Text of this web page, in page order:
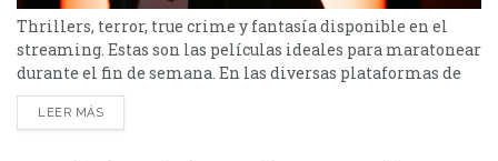
Thrillers, terror, true crime y fantasía disponible en el
streaming. Estas son las películas ideales para maratonear
durante el fin de semana. En las diversas plataformas de
streaming aparecen propuestas para todos los gustos: desde
un thriller español cargado de tensión y conspiraciones,
LEER MÁS